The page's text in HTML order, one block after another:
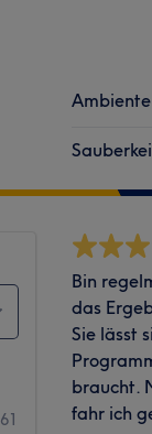
Ambiente
61
Bin
das
Sie lässt
braucht.
fahr ich